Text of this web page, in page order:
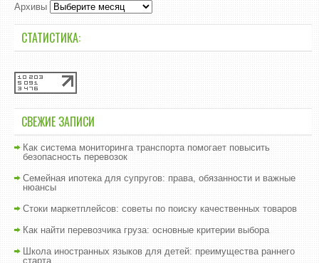
Архивы
СТАТИСТИКА:
СВЕЖИЕ ЗАПИСИ
Как система мониторинга транспорта помогает повысить
безопасность перевозок
Семейная ипотека для супругов: права, обязанности и важные
нюансы
Стоки маркетплейсов: советы по поиску качественных товаров
Как найти перевозчика груза: основные критерии выбора
Школа иностранных языков для детей: преимущества раннего
старта